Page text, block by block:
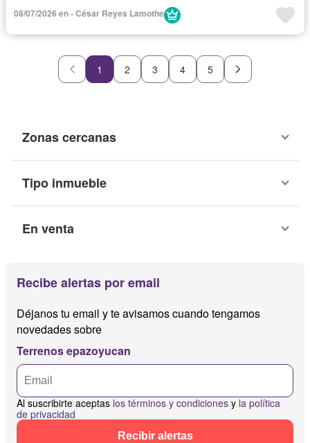
08/07/2026 en - César Reyes Lamothe
1 2 3 4 5
Zonas cercanas
Tipo inmueble
En venta
Recibe alertas por email
Déjanos tu email y te avisamos cuando tengamos
novedades sobre
Terrenos epazoyucan
Al suscribirte aceptas los términos y condiciones y la política
de privacidad
Recibir alertas